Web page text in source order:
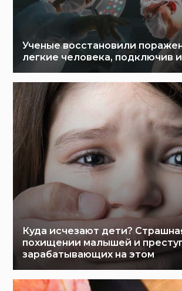
Ученые восстановили
легкие человека, подключив
Куда исчезают дети?
похищении малышей и
зарабатывающих на этом